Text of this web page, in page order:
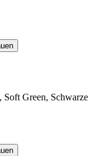
Green, Schwarze